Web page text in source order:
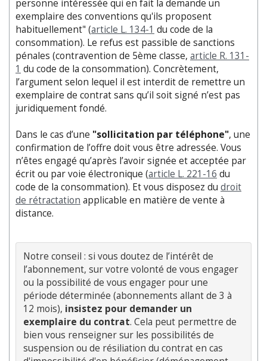
personne intéressée qui en fait la demande un
exemplaire des conventions qu'ils proposent
habituellement" (article L. 134-1 du code de la
consommation). Le refus est passible de sanctions
pénales (contravention de 5ème classe, article R. 131-
1 du code de la consommation). Concrètement,
l’argument selon lequel il est interdit de remettre un
exemplaire de contrat sans qu’il soit signé n’est pas
juridiquement fondé.
Dans le cas d’une "sollicitation par téléphone", une
confirmation de l’offre doit vous être adressée. Vous
n’êtes engagé qu’après l’avoir signée et acceptée par
écrit ou par voie électronique (article L. 221-16 du
code de la consommation). Et vous disposez du droit
de rétractation applicable en matière de vente à
distance.
Notre conseil : si vous doutez de l’intérêt de
l’abonnement, sur votre volonté de vous engager
ou la possibilité de vous engager pour une
période déterminée (abonnements allant de 3 à
12 mois), insistez pour demander un
exemplaire du contrat. Cela peut permettre de
bien vous renseigner sur les possibilités de
suspension ou de résiliation du contrat en cas